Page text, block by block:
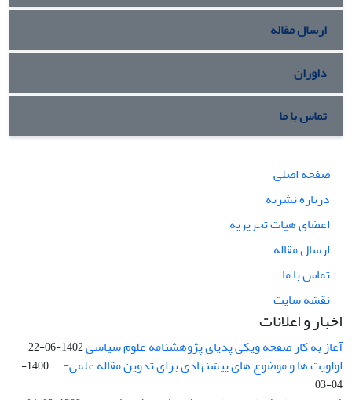
ارسال مقاله
داوران
تماس با ما
صفحه اصلی
درباره نشریه
اعضای هیات تحریریه
ارسال مقاله
تماس با ما
نقشه سایت
اخبار و اعلانات
آغاز به کار صفحه ویکی پدیای پژوهشنامه علوم سیاسی1402-06-22
اولویت ها و موضوع های پیشنهادی برای تدوین مقاله علمی- ...
1400-
04-03